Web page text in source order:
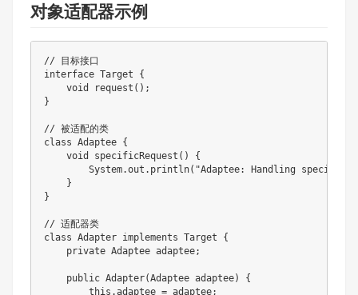
对象适配器示例
// 目标接口
interface Target
{
void
request ( ) ;
}
// 被适配的类
class Adaptee {
void
specificRequest ( )
{
System.out . println( "Adaptee: Handling specific
}
}
// 适配器类
class Adapter implements Target
{
private Adaptee adaptee;
public Adapter(Adaptee adaptee)
{
this .adaptee = adaptee;